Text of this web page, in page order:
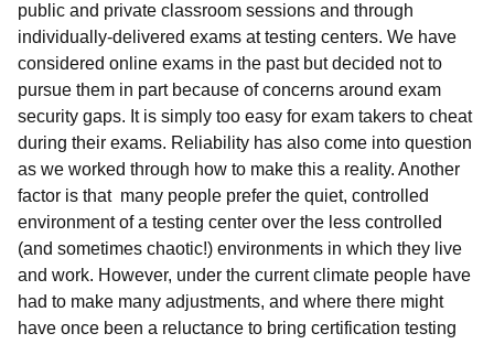
public and private classroom sessions and through
individually-delivered exams at testing centers. We have
considered online exams in the past but decided not to
pursue them in part because of concerns around exam
security gaps. It is simply too easy for exam takers to cheat
during their exams. Reliability has also come into question
as we worked through how to make this a reality. Another
factor is that many people prefer the quiet, controlled
environment of a testing center over the less controlled
(and sometimes chaotic!) environments in which they live
and work. However, under the current climate people have
had to make many adjustments, and where there might
have once been a reluctance to bring certification testing